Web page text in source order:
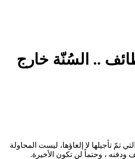
.. السُنّة خارج
تمّ تأجيلها لا إلغاؤها، ليست المحاولة
ودفنه ، وحتماً لن تكون الأخيرة.